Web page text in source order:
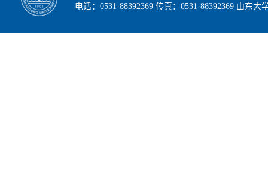
电话：0531-88392369 传真：0531-88392369 山东